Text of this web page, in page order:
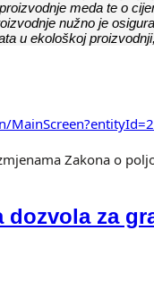
meda te o
nužno je
u ekološkoj
Zakona o
dozvola za